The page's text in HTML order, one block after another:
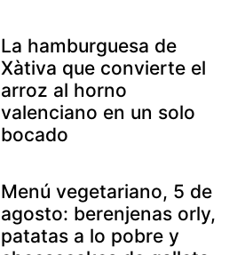
La hamburguesa de
Xàtiva que convierte el
arroz al horno
valenciano en un solo
bocado
Menú vegetariano, 5 de
agosto: berenjenas orly,
patatas a lo pobre y